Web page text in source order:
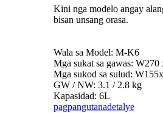
Kini nga modelo angay
bisan unsang orasa.
Wala sa Model: M-K6
Mga sukat sa gawas:
Mga sukod sa sulud:
GW / NW: 3.1 / 2.8 kg
Kapasidad: 6L
pagpangutanadetalye